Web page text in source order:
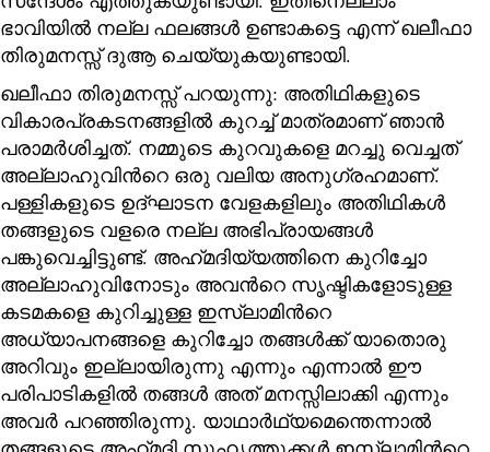
ഭാവിയിൽ നല്ല ഫലങ്ങൾ ഉണ്ടാകട്ടെ എന്ന് ഖലീഫാ
തിരുമനസ്സ് ദുആ ചെയ്യുകയുണ്ടായി.
ഖലീഫാ തിരുമനസ്സ് പറയുന്നു: അതിഥികളുടെ
വികാരപ്രകടനങ്ങളിൽ കുറച്ച് മാത്രമാണ് ഞാൻ
പരാമർശിച്ചത്. നമ്മുടെ കുറവുകളെ മറച്ചു വെച്ചത്
അല്ലാഹുവിന്‍റെ ഒരു വലിയ അനുഗ്രഹമാണ്.
പള്ളികളുടെ ഉദ്ഘാടന വേളകളിലും അതിഥികൾ
തങ്ങളുടെ വളരെ നല്ല അഭിപ്രായങ്ങൾ
പങ്കുവെച്ചിട്ടുണ്ട്. അഹ്‌മദിയ്യത്തിനെ കുറിച്ചോ
അല്ലാഹുവിനോടും അവന്‍റെ സൃഷ്ടികളോടുള്ള
കടമകളെ കുറിച്ചുള്ള ഇസ്‌ലാമിന്‍റെ
അധ്യാപനങ്ങളെ കുറിച്ചോ തങ്ങൾക്ക് യാതൊരു
അറിവും ഇല്ലായിരുന്നു എന്നും എന്നാൽ ഈ
പരിപാടികളിൽ തങ്ങൾ അത് മനസ്സിലാക്കി എന്നും
അവർ പറഞ്ഞിരുന്നു. യാഥാർഥ്യമെന്തെന്നാൽ